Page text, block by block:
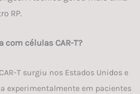
RP.
com células CAR-T?
T surgiu nos Estados Unidos e
experimentalmente em pacientes